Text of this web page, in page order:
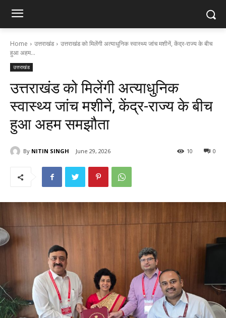
Home उत्तराखंड
उत्तराखंड को मिलेंगी अत्याधुनिक स्वास्थ्य जांच मशीनें, केंद्र-राज्य के बीच
हुआ अहम...
उत्तराखंड
उत्तराखंड को मिलेंगी अत्याधुनिक
स्वास्थ्य जांच मशीनें, केंद्र-राज्य के बीच
हुआ अहम समझौता
By NITIN SINGH June 29, 2026 0
10